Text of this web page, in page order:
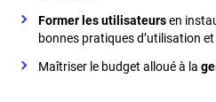
Former les utilisateursen
bonnes pratiques d’utilisation
Maîtriser le budget alloué à la